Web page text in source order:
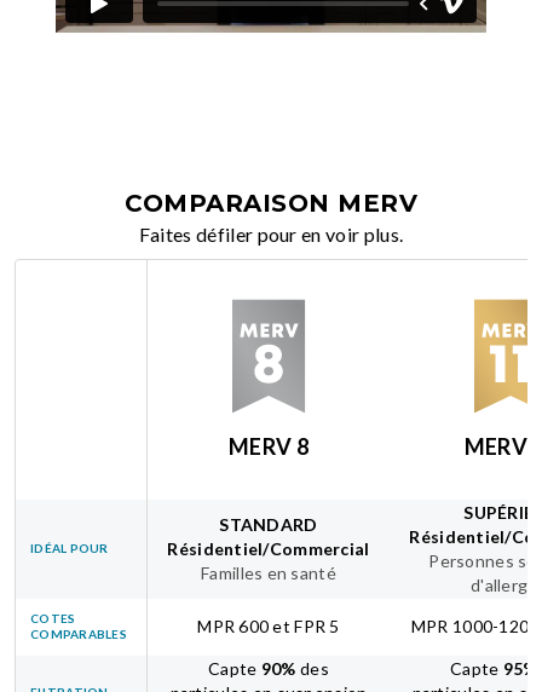
COMPARAISON MERV
Faites défiler pour en voir plus.
MERV 8 MERV
IDÉAL POUR
STANDARD
Résidentiel/Commercial
Familles en santé
Résidentiel/
Personnes
COTES
COMPARABLES
MPR 600 et FPR 5 MPR 1000-1200
Capte 90% des
Capte 95%